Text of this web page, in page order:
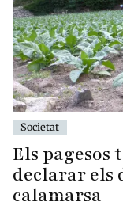
Societat
Els pagesos
declarar els
calamarsa